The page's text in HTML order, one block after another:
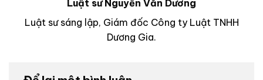
Luật sư Nguyễn Văn Dương
Luật sư sáng lập, Giám đốc Công ty Luật TNHH
Dương Gia.